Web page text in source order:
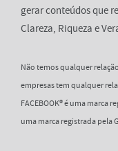
gerar conteúdos que
Clareza, Riqueza e
Não temos qualquer
empresas tem qualquer
FACEBOOK® é uma marca
uma marca registrada pela